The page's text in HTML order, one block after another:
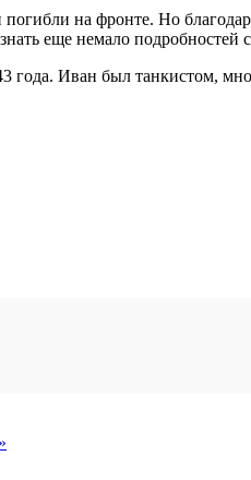
на фронте. Но
еще немало подробностей
Иван был танкистом,